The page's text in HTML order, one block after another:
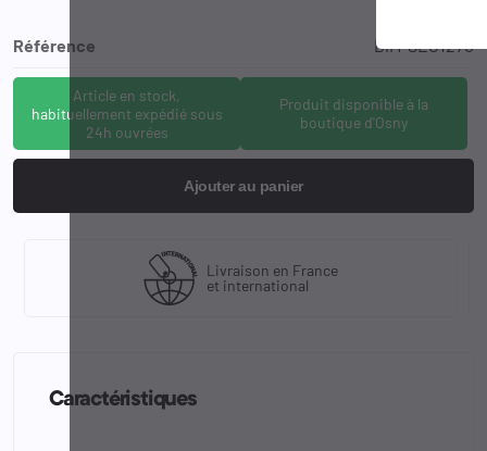
Référence DIM-SEC1270
Article en stock,
habituellement expédié sous
24h ouvrées
Produit disponible à la
boutique d'Osny
Ajouter au panier
Livraison en France
et international
Caractéristiques